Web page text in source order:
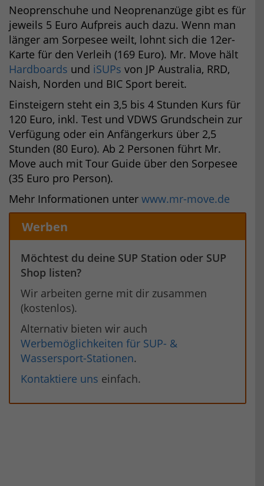
Neoprenschuhe und Neoprenanzüge gibt es für
jeweils 5 Euro Aufpreis auch dazu. Wenn man
länger am Sorpesee weilt, lohnt sich die 12er-
Karte für den Verleih (169 Euro). Mr. Move hält
Hardboards und iSUPs von JP Australia, RRD,
Naish, Norden und BIC Sport bereit.
Einsteigern steht ein 3,5 bis 4 Stunden Kurs für
120 Euro, inkl. Test und VDWS Grundschein zur
Verfügung oder ein Anfängerkurs über 2,5
Stunden (80 Euro). Ab 2 Personen führt Mr.
Move auch mit Tour Guide über den Sorpesee
(35 Euro pro Person).
Mehr Informationen unter www.mr-move.de
Werben
Möchtest du deine SUP Station oder SUP
Shop listen?
Wir arbeiten gerne mit dir zusammen
(kostenlos).
Alternativ bieten wir auch
Werbemöglichkeiten für SUP- &
Wassersport-Stationen.
Kontaktiere uns einfach.